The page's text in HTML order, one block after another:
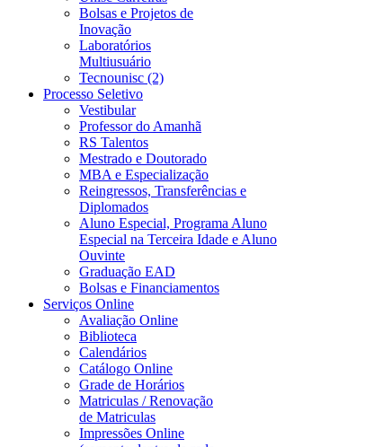
Bolsas e Projetos de
Inovação
Laboratórios
Multiusuário
Tecnounisc (2)
Processo Seletivo
Vestibular
Professor do Amanhã
RS Talentos
Mestrado e Doutorado
MBA e Especialização
Reingressos, Transferências e
Diplomados
Aluno Especial, Programa Aluno
Especial na Terceira Idade e Aluno
Ouvinte
Graduação EAD
Bolsas e Financiamentos
Serviços Online
Avaliação Online
Biblioteca
Calendários
Catálogo Online
Grade de Horários
Matriculas / Renovação
de Matriculas
Impressões Online